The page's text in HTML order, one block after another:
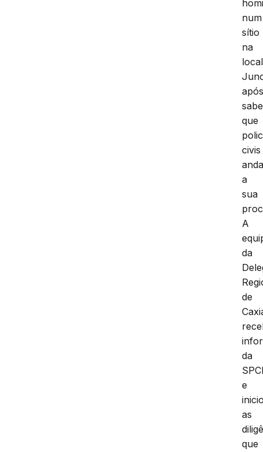
num
sítio
na
que
civis
a
sua
A
da
de
da
e
as
que